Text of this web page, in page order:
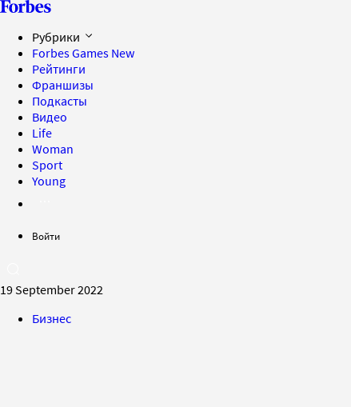
Рубрики
Forbes Games New
Рейтинги
Франшизы
Подкасты
Видео
Life
Woman
Sport
Young
Войти
19 September 2022
Бизнес